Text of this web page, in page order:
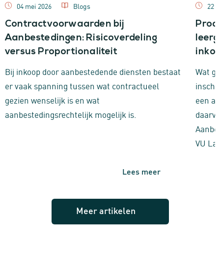
04 mei 2026
Blogs
Contractvoorwaarden bij
Aanbestedingen: Risicoverdeling
versus Proportionaliteit
Bij inkoop door aanbestedende diensten bestaat
er vaak spanning tussen wat contractueel
gezien wenselijk is en wat
aanbestedingsrechtelijk mogelijk is.
Lees meer
22
Wat
een
VU
Meer artikelen